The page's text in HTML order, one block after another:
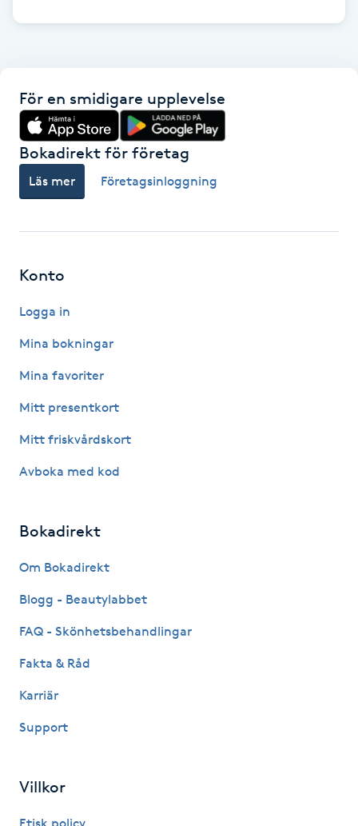
Hårborttagning
Hårbottenbehandling
Hälsprickor
Idrottsmassage
IR-massage
Japansk massage
K18
För en smidigare upplevelse
Bokadirekt för företag
Läs mer Företagsinloggning
Konto
Logga in
Mina bokningar
Mina favoriter
Mitt presentkort
Mitt friskvårdskort
Avboka med kod
Bokadirekt
Om Bokadirekt
Blogg - Beautylabbet
FAQ - Skönhetsbehandlingar
Fakta & Råd
Karriär
Support
Villkor